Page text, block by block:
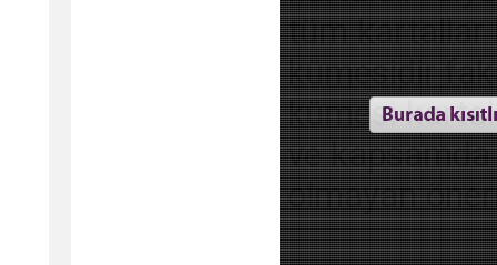
tüm kartallar
kümesidir
kümesi
ve
olmayan